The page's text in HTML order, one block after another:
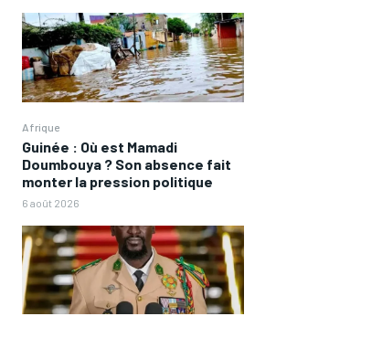
Afrique
Guinée : Où est Mamadi
Doumbouya ? Son absence fait
monter la pression politique
6 août 2026